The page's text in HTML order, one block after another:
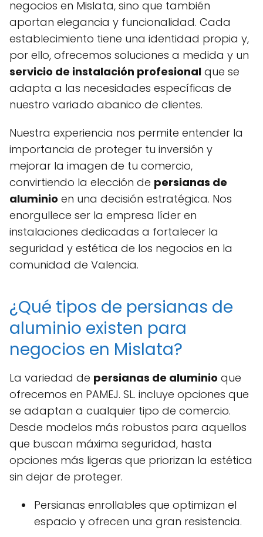
negocios en Mislata, sino que también
aportan elegancia y funcionalidad. Cada
establecimiento tiene una identidad propia y,
por ello, ofrecemos soluciones a medida y un
servicio de instalación profesional que se
adapta a las necesidades específicas de
nuestro variado abanico de clientes.
Nuestra experiencia nos permite entender la
importancia de proteger tu inversión y
mejorar la imagen de tu comercio,
convirtiendo la elección de persianas de
aluminio en una decisión estratégica. Nos
enorgullece ser la empresa líder en
instalaciones dedicadas a fortalecer la
seguridad y estética de los negocios en la
comunidad de Valencia.
¿Qué tipos de persianas de
aluminio existen para
negocios en Mislata?
La variedad de persianas de aluminio que
ofrecemos en PAMEJ. SL. incluye opciones que
se adaptan a cualquier tipo de comercio.
Desde modelos más robustos para aquellos
que buscan máxima seguridad, hasta
opciones más ligeras que priorizan la estética
sin dejar de proteger.
Persianas enrollables que optimizan el
espacio y ofrecen una gran resistencia.